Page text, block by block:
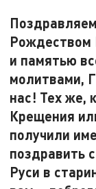
Рождеством
и памятью
молитвами,
нас! Тех же,
Крещения
получили
поздравить
Руси в